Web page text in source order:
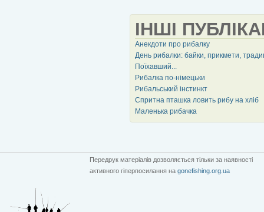
ІНШІ
Анекдоти про рибалку
День рибалки: байки, прикмети,
Поїхавший...
Рибалка по-німецьки
Рибальський інстинкт
Спритна пташка ловить рибу на хліб
Маленька рибачка
Передрук матеріалів дозволяється тільки за наявності
активного гіперпосилання на gonefishing.org.ua